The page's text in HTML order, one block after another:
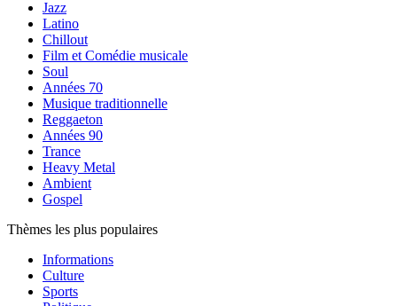
Jazz
Latino
Chillout
Film et Comédie musicale
Soul
Années 70
Musique traditionnelle
Reggaeton
Années 90
Trance
Heavy Metal
Ambient
Gospel
Thèmes les plus populaires
Informations
Culture
Sports